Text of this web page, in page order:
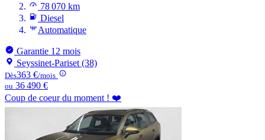
78 070 km
Diesel
Automatique
Garantie 12 mois
Seyssinet-Pariset (38)
Dès363 €/mois
ou 36 490 €
Coup de coeur du moment ! ❤️